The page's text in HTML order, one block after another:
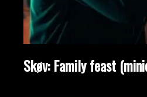
Skøv: Family feast